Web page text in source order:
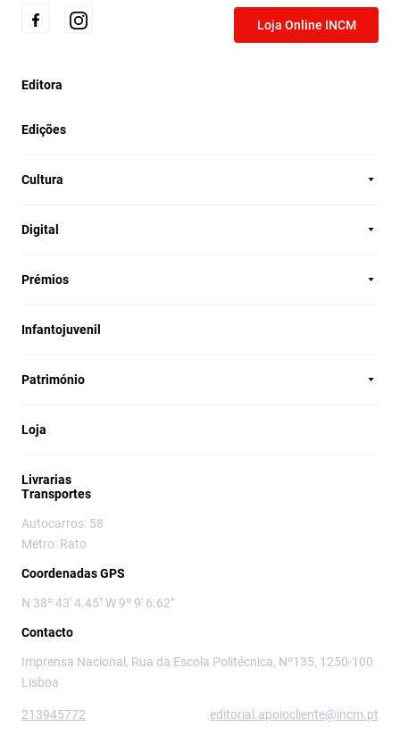
Loja Online INCM
Editora
Edições
Cultura
Digital
Prémios
Infantojuvenil
Património
Loja
Livrarias
Transportes
Autocarros: 58
Metro: Rato
Coordenadas GPS
N 38º 43' 4.45" W 9º 9' 6.62"
Contacto
Imprensa Nacional, Rua da Escola Politécnica, Nº135, 1250-100
Lisboa
213945772 editorial.apoiocliente@incm.pt